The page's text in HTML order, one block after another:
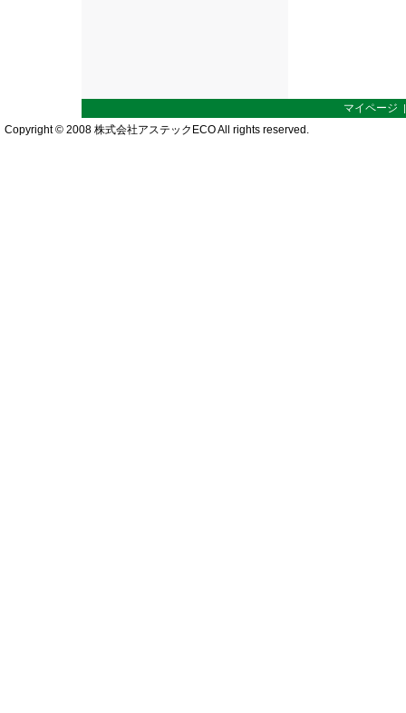
マイページ
Copyright © 2008 株式会社アステックECO All rights reserved.